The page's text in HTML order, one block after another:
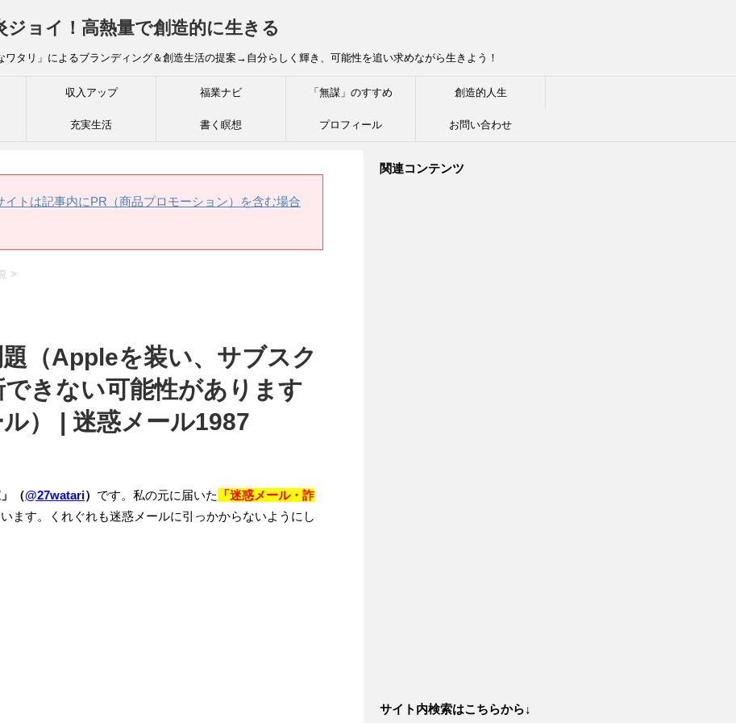
ョイ！高熱量で創造的に生きる
タリ」によるブランディング＆創造生活の提案→自分らしく輝き、可能性を追い求めながら生きよう！
収入アップ 福業ナビ 「無謀」のすすめ 創造的人生
充実生活 書く瞑想 プロフィール お問い合わせ
イトは記事内にPR（商品プロモーション）を含む場合
>
（Appleを装い、サブスク
きない可能性があります
） | 迷惑メール1987
（@27watari） です。私の元に届いた
「迷惑メール・詐
ます。くれぐれも迷惑メールに引っかからないようにし
関連コンテンツ
サイト内検索はこちらから↓